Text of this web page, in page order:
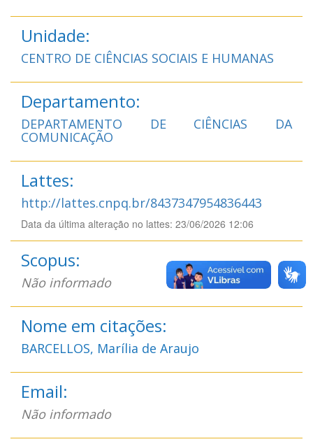
Unidade:
CENTRO DE CIÊNCIAS SOCIAIS E HUMANAS
Departamento:
DEPARTAMENTO DE CIÊNCIAS DA
COMUNICAÇÃO
Lattes:
http://lattes.cnpq.br/8437347954836443
Data da última alteração no lattes: 23/06/2026 12:06
Scopus:
Não informado
Nome em citações:
BARCELLOS, Marília de Araujo
Email:
Não informado